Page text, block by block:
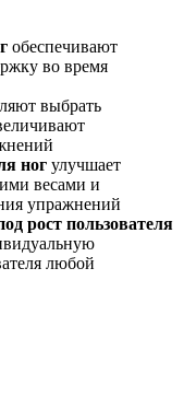
обеспечивают
во время
выбрать
ног улучшает
весами и
упражнений
рост пользователя
любой